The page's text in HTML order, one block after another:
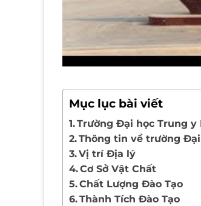
Mục lục bài viết
Trường Đại học Trung y
Thông tin về trường
Vị trí Địa lý
Cơ Sở Vật Chất
Chất Lượng Đào Tạo
Thành Tích Đào Tạo